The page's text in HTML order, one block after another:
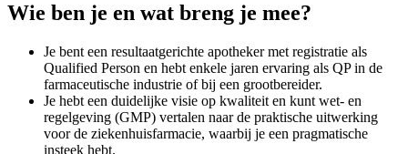
Wie ben je en wat breng je mee?
Je bent een resultaatgerichte apotheker met registratie als
Qualified Person en hebt enkele jaren ervaring als QP in de
farmaceutische industrie of bij een grootbereider.
Je hebt een duidelijke visie op kwaliteit en kunt wet- en
regelgeving (GMP) vertalen naar de praktische uitwerking
voor de ziekenhuisfarmacie, waarbij je een pragmatische
insteek hebt.